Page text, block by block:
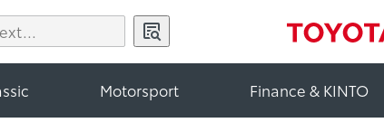
Motorsport Finance & KINTO